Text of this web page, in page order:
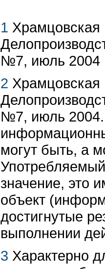
1 Храмцовская
№7, июль 2004
2 Храмцовская
№7, июль 2004.
могут быть, а
значение, это
объект
достигнутые
выполнении
3 Характерно